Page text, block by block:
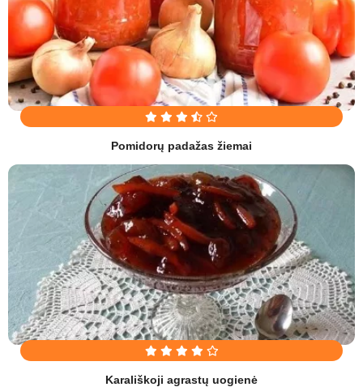
Pomidorų padažas žiemai
Karališkoji agrastų uogienė